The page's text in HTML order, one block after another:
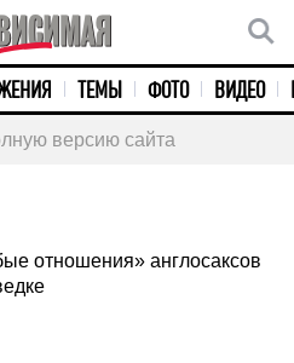
ТЕМЫ ФОТО ВИДЕО
версию сайта
отношения» англосаксов